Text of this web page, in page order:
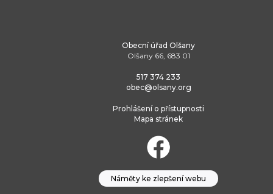
Obecní úřad Olšany
Olšany 66, 683 01
517 374 233
obec@olsany.org
Prohlášení o přístupnosti
Mapa stránek
Náměty ke zlepšení webu